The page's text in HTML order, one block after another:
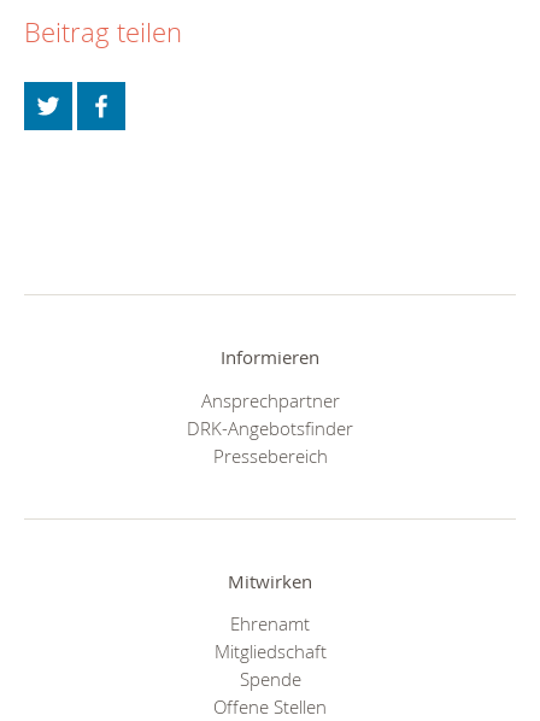
Beitrag teilen
Informieren
Ansprechpartner
DRK-Angebotsfinder
Pressebereich
Mitwirken
Ehrenamt
Mitgliedschaft
Spende
Offene Stellen